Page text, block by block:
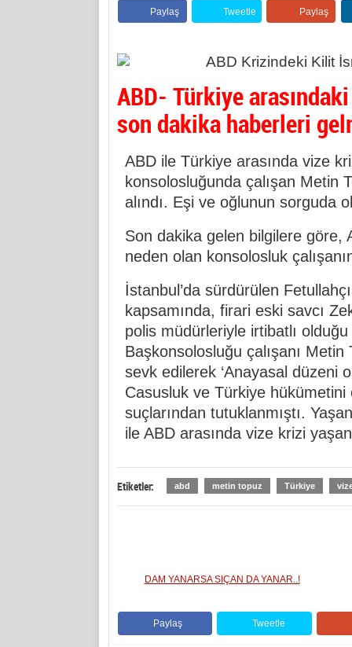
Paylaş Tweetle Paylaş
ABD- Türkiye
son dakika haberleri
ABD ile Türkiye arasında vize
konsolosluğunda çalışan Metin
alındı. Eşi ve oğlunun sorguda
Son dakika gelen bilgilere göre,
neden olan konsolosluk
İstanbul’da sürdürülen
kapsamında, firari eski savcı
polis müdürleriyle irtibatlı
Başkonsolosluğu çalışanı Metin
sevk edilerek ‘Anayasal düzeni
Casusluk ve Türkiye
suçlarından tutuklanmıştı.
ile ABD arasında vize krizi
Etiketler: abd metin topuz Türkiye
DAM YANARSA SIÇAN DA YANAR..!
Paylaş Tweetle